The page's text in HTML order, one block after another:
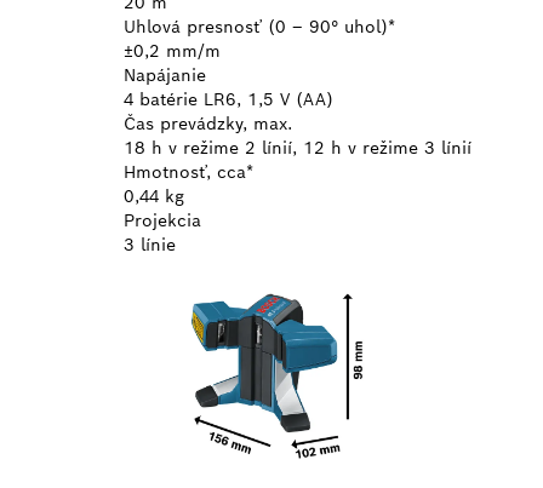
Uhlová presnosť (0 – 90° uhol)*
±0,2 mm/m
Napájanie
4 batérie LR6, 1,5 V (AA)
Čas prevádzky, max.
18 h v režime 2 línií, 12 h v režime 3 línií
Hmotnosť, cca*
0,44 kg
Projekcia
3 línie